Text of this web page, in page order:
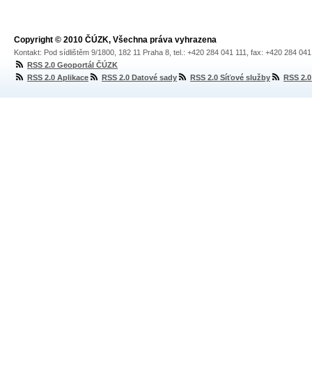
Copyright © 2010 ČÚZK, Všechna práva vyhrazena
Kontakt: Pod sídlištěm 9/1800, 182 11 Praha 8, tel.: +420 284 041 111, fax: +420 284
RSS 2.0 Geoportál ČÚZK
RSS 2.0 Aplikace
RSS 2.0 Datové sady RSS 2.0 Síťové služby RSS